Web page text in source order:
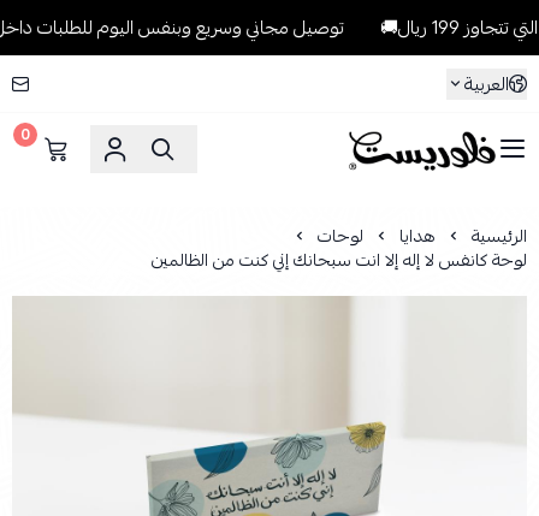
ريال🚚
توصيل مجاني وسريع وبنفس اليوم للطلبات داخل الرياض
العربية
فلوريست Florist
0
الرئيسية هدايا لوحات
لوحة كانفس لا إله إلا انت سبحانك إني كنت من الظالمين